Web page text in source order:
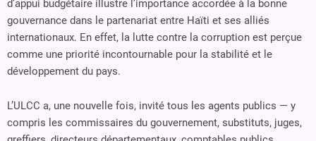
d’appui budgétaire illustre l’importance accordée à la bonne
gouvernance dans le partenariat entre Haïti et ses alliés
internationaux. En effet, la lutte contre la corruption est perçue
comme une priorité incontournable pour la stabilité et le
développement du pays.
L’ULCC a, une nouvelle fois, invité tous les agents publics — y
compris les commissaires du gouvernement, substituts, juges,